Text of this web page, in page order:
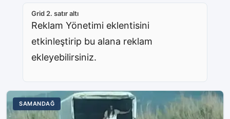
Grid 2. satır altı
Reklam Yönetimi eklentisini
etkinleştirip bu alana reklam
ekleyebilirsiniz.
SAMANDAĞ